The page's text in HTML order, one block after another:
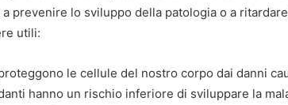
prevenire lo sviluppo della patologia o a
utili:
le cellule del nostro corpo dai danni
hanno un rischio inferiore di sviluppare la